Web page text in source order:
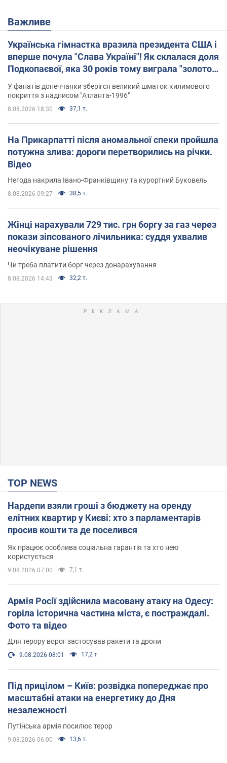
Важливе
Українська гімнастка вразила президента США і
вперше почула "Слава Україні"! Як склалася доля
Подкопаєвої, яка 30 років тому виграла "золото"
Олімпіади
У фанатів донеччанки зберігся великий шматок килимового
покриття з надписом "Атланта-1996"
8.08.2026 18:30 37,1 т.
На Прикарпатті після аномальної спеки пройшла
потужна злива: дороги перетворились на річки.
Відео
Негода накрила Івано-Франківщину та курортний Буковель
8.08.2026 09:27 38,5 т.
Жінці нарахували 729 тис. грн боргу за газ через
покази зіпсованого лічильника: суддя ухвалив
неочікуване рішення
Чи треба платити борг через донарахування
8.08.2026 14:43 32,2 т.
TOP NEWS
Нардепи взяли гроші з бюджету на оренду
елітних квартир у Києві: хто з парламентарів
просив кошти та де поселився
Як працює особлива соціальна гарантія та хто нею
користується
9.08.2026 07:00 7,1 т.
Армія Росії здійснила масовану атаку на Одесу:
горіла історична частина міста, є постраждалі.
Фото та відео
Для терору ворог застосував ракети та дрони
9.08.2026 08:01 17,2 т.
Під прицілом – Київ: розвідка попереджає про
масштабні атаки на енергетику до Дня
незалежності
Путінська армія посилює терор
9.08.2026 06:00 13,6 т.